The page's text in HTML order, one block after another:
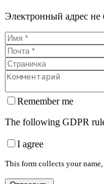
Электронный адрес не
Remember me
The following GDPR
I agree
This form collects your